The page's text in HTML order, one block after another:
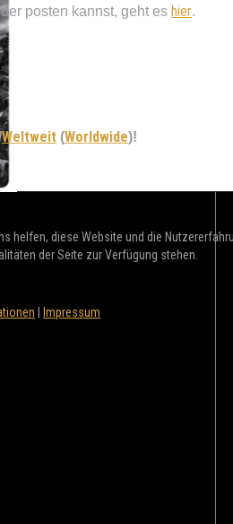
posten kannst, geht es hier.
Weltweit (Worldwide)!
diese Website und die
der Seite zur Verfügung stehen.
| Impressum